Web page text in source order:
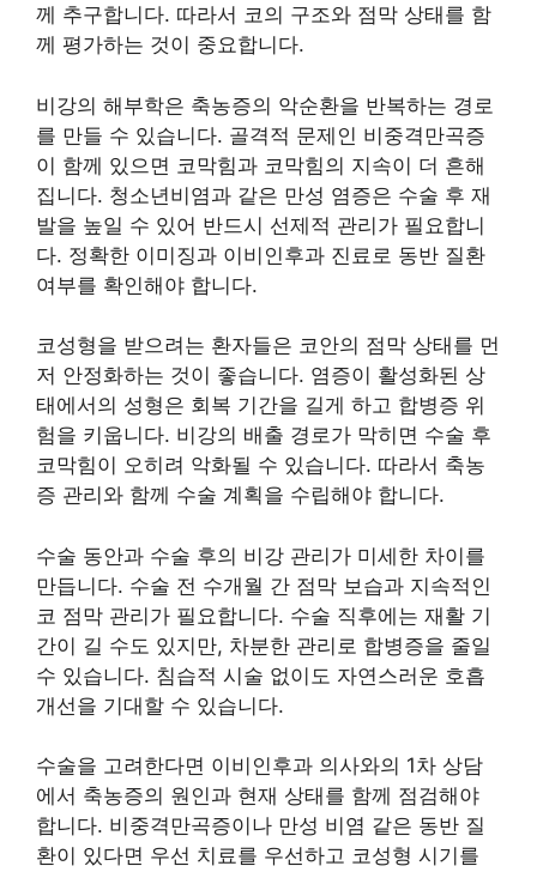
께 추구합니다. 따라서 코의 구조와 점막 상태를 함
께 평가하는 것이 중요합니다.
비강의 해부학은 축농증의 악순환을 반복하는 경로
를 만들 수 있습니다. 골격적 문제인 비중격만곡증
이 함께 있으면 코막힘과 코막힘의 지속이 더 흔해
집니다. 청소년비염과 같은 만성 염증은 수술 후 재
발을 높일 수 있어 반드시 선제적 관리가 필요합니
다. 정확한 이미징과 이비인후과 진료로 동반 질환
여부를 확인해야 합니다.
코성형을 받으려는 환자들은 코안의 점막 상태를 먼
저 안정화하는 것이 좋습니다. 염증이 활성화된 상
태에서의 성형은 회복 기간을 길게 하고 합병증 위
험을 키웁니다. 비강의 배출 경로가 막히면 수술 후
코막힘이 오히려 악화될 수 있습니다. 따라서 축농
증 관리와 함께 수술 계획을 수립해야 합니다.
수술 동안과 수술 후의 비강 관리가 미세한 차이를
만듭니다. 수술 전 수개월 간 점막 보습과 지속적인
코 점막 관리가 필요합니다. 수술 직후에는 재활 기
간이 길 수도 있지만, 차분한 관리로 합병증을 줄일
수 있습니다. 침습적 시술 없이도 자연스러운 호흡
개선을 기대할 수 있습니다.
수술을 고려한다면 이비인후과 의사와의 1차 상담
에서 축농증의 원인과 현재 상태를 함께 점검해야
합니다. 비중격만곡증이나 만성 비염 같은 동반 질
환이 있다면 우선 치료를 우선하고 코성형 시기를